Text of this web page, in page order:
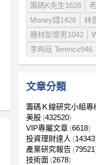
籌碼K先生1628
Money錢1428
林
腫材彭懷男1042
李珣廷 Terence946
文章分類
籌碼Ｋ線研究小組專
美股 432520
VIP專屬文章 6618
投資理財達人
14343
產業研究報告 79521
技術面 2678